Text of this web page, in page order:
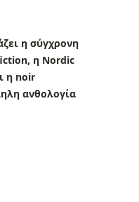
η σύγχρονη
η Nordic
η noir
ανθολογία